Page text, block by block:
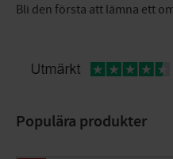
Bli den första att lämna ett
Populära produkter